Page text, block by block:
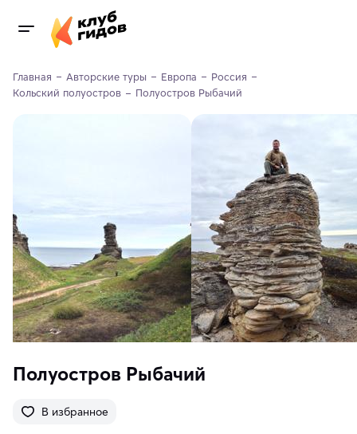
Главная Авторские туры Европа
Россия
Кольский полуостров
Полуостров Рыбачий
Полуостров Рыбачий
В избранное